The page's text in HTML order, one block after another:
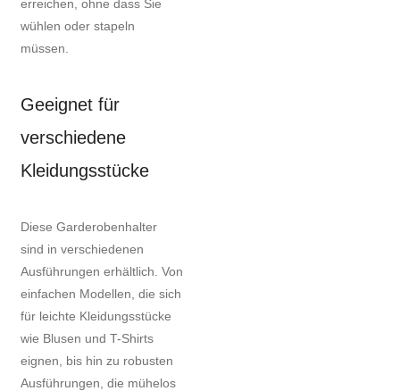
erreichen, ohne dass Sie
wühlen oder stapeln
müssen.
Geeignet für
verschiedene
Kleidungsstücke
Diese Garderobenhalter
sind in verschiedenen
Ausführungen erhältlich. Von
einfachen Modellen, die sich
für leichte Kleidungsstücke
wie Blusen und T-Shirts
eignen, bis hin zu robusten
Ausführungen, die mühelos